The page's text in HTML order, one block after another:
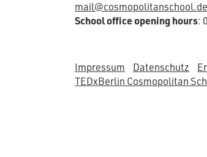
mail@cosmopolitanschool.de
School office opening hours:
Impressum Datenschutz
TEDxBerlin Cosmopolitan